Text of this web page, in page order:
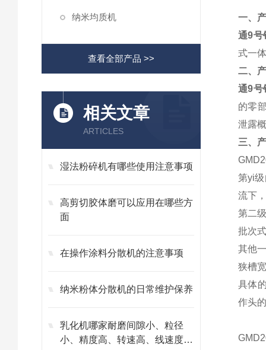
纳米均质机
查看全部产品 >>
相关文章
ARTICLES
湿法粉碎机有哪些使用注意事项
高剪切胶体磨可以应用在哪些方
面
在操作涂料分散机的注意事项
纳米粉体分散机的日常维护保养
乳化机哪家耐磨间隙小、粒径
小、精度高、转速高、线速度
一、
通9号
式一
二、
通9号
的零
泄露
三、
GMD
第yi
流下
第二
批次
其他
狭槽
具体
作头
GMD